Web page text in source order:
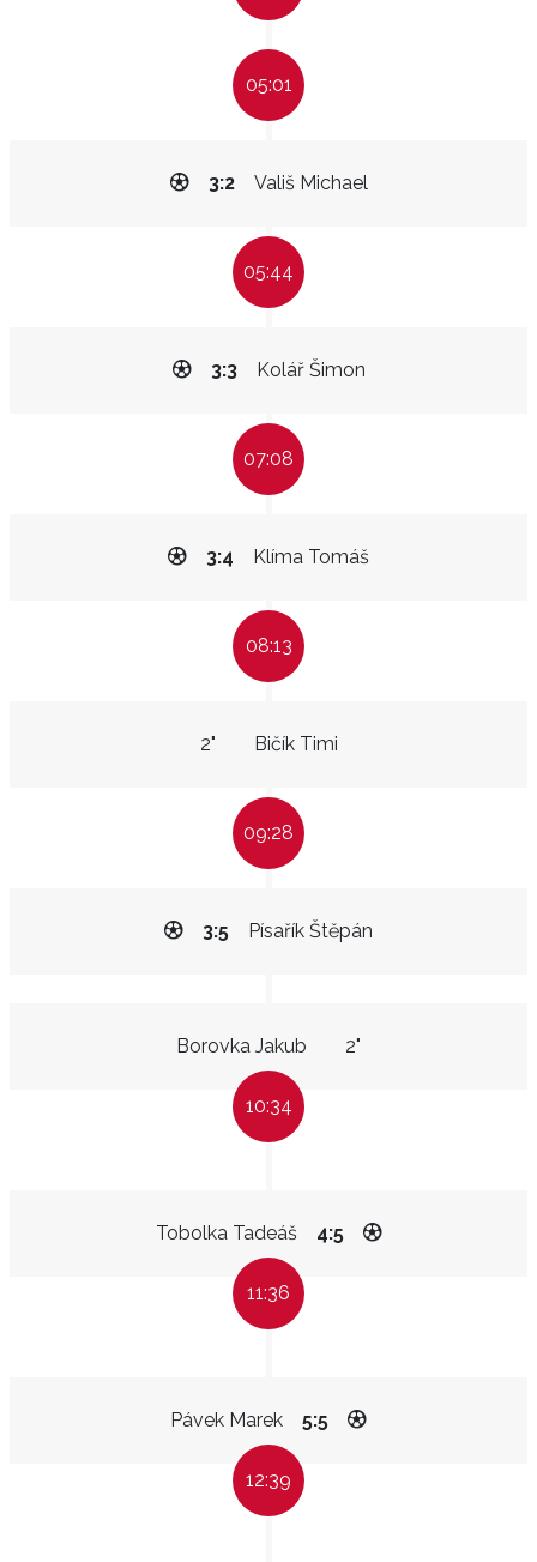
05:01
Vališ Michael
3:2
05:44
Kolář Šimon
3:3
07:08
Klíma Tomáš
3:4
08:13
Bičík Timi
2"
09:28
Písařík Štěpán
3:5
Borovka Jakub 2"
10:34
Tobolka Tadeáš 4:5
11:36
Pávek Marek 5:5
12:39